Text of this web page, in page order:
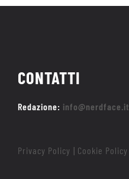
CONTATTI
Redazione: info@nerdface.it
Privacy Policy Cookie Policy